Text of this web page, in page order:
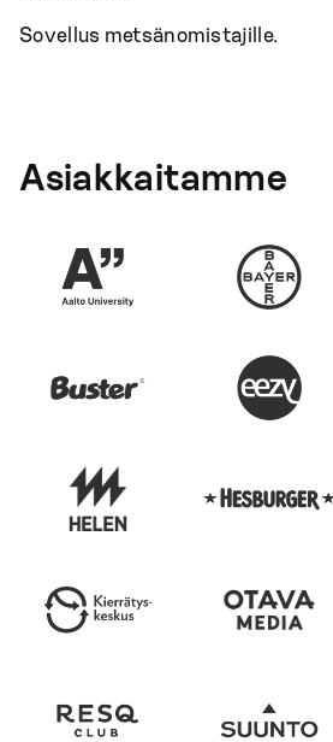
Sovellus metsänomistajille.
Asiakkaitamme